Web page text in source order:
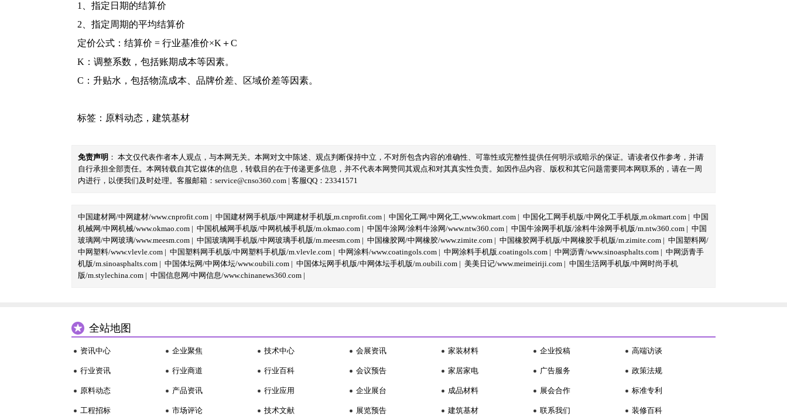
1、指定日期的结算价
2、指定周期的平均结算价
定价公式：结算价 = 行业基准价×K＋C
K：调整系数，包括账期成本等因素。
C：升贴水，包括物流成本、品牌价差、区域价差等因素。
标签： 原料动态 ， 建筑基材
免责声明 ： 本文仅代表作者本人观点，与本网无关。本网对文中陈述、观点判断保持中立，不对所包含内容的准确性、可靠性或完整性提供任何明示或暗示的保证。请读者仅作参考，并请
自行承担全部责任。本网转载自其它媒体的信息，转载目的在于传递更多信息，并不代表本网赞同其观点和对其真实性负责。如因作品内容、版权和其它问题需要同本网联系的，请在一周
内进行，以便我们及时处理。客服邮箱：service@cnso360.com | 客服QQ：23341571
中国建材网/中网建材/www.cnprofit.com | 中国建材网手机版/中网建材手机版,m.cnprofit.com | 中国化工网/中网化工,www.okmart.com | 中国化工网手机版/中网化工手机版,m.okmart.com | 中国
机械网/中网机械/www.okmao.com | 中国机械网手机版/中网机械手机版/m.okmao.com | 中国牛涂网/涂料牛涂网/www.ntw360.com | 中国牛涂网手机版/涂料牛涂网手机版/m.ntw360.com | 中国
玻璃网/中网玻璃/www.meesm.com | 中国玻璃网手机版/中网玻璃手机版/m.meesm.com | 中国橡胶网/中网橡胶/www.zimite.com | 中国橡胶网手机版/中网橡胶手机版/m.zimite.com | 中国塑料网/
中网塑料/www.vlevle.com | 中国塑料网手机版/中网塑料手机版/m.vlevle.com | 中网涂料/www.coatingols.com | 中网涂料手机版.coatingols.com | 中网沥青/www.sinoasphalts.com | 中网沥青手
机版/m.sinoasphalts.com | 中国体坛网/中网体坛/www.oubili.com | 中国体坛网手机版/中网体坛手机版/m.oubili.com | 美美日记/www.meimeiriji.com | 中国生活网手机版/中网时尚手机
版/m.stylechina.com | 中国信息网/中网信息/www.chinanews360.com |
全站地图
资讯中心
行业资讯
原料动态
工程招标
企业聚焦
行业商道
产品资讯
市场评论
技术中心
行业百科
行业应用
技术文献
会展资讯
会议预告
企业展台
展览预告
家装材料
家居家电
成品材料
建筑基材
企业投稿
广告服务
展会合作
联系我们
高端访谈
政策法规
标准专利
装修百科